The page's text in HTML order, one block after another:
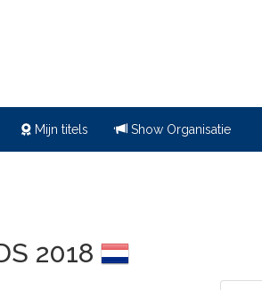
Mijn titels Show Organisatie
2018